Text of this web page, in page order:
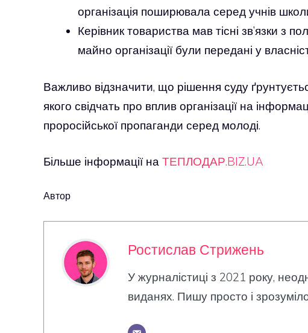
організація поширювала серед учнів
Керівник товариства мав тісні зв’язки з
майно організації були передані у
Важливо відзначити, що рішення суду
якого свідчать про вплив організації на
проросійської пропаганди серед молоді.
Більше інформації на ТЕПЛОДАР.BIZ.UA
Автор
Ростислав Стрижень
У журналістиці з 2021 року,
виданях. Пишу просто і